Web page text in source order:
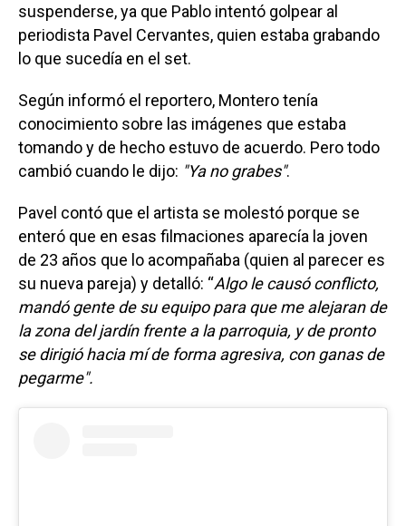
suspenderse, ya que Pablo intentó golpear al
periodista Pavel Cervantes, quien estaba grabando
lo que sucedía en el set.
Según informó el reportero, Montero tenía
conocimiento sobre las imágenes que estaba
tomando y de hecho estuvo de acuerdo. Pero todo
cambió cuando le dijo: "Ya no grabes".
Pavel contó que el artista se molestó porque se
enteró que en esas filmaciones aparecía la joven
de 23 años que lo acompañaba (quien al parecer es
su nueva pareja) y detalló: “Algo le causó conflicto,
mandó gente de su equipo para que me alejaran de
la zona del jardín frente a la parroquia, y de pronto
se dirigió hacia mí de forma agresiva, con ganas de
pegarme".